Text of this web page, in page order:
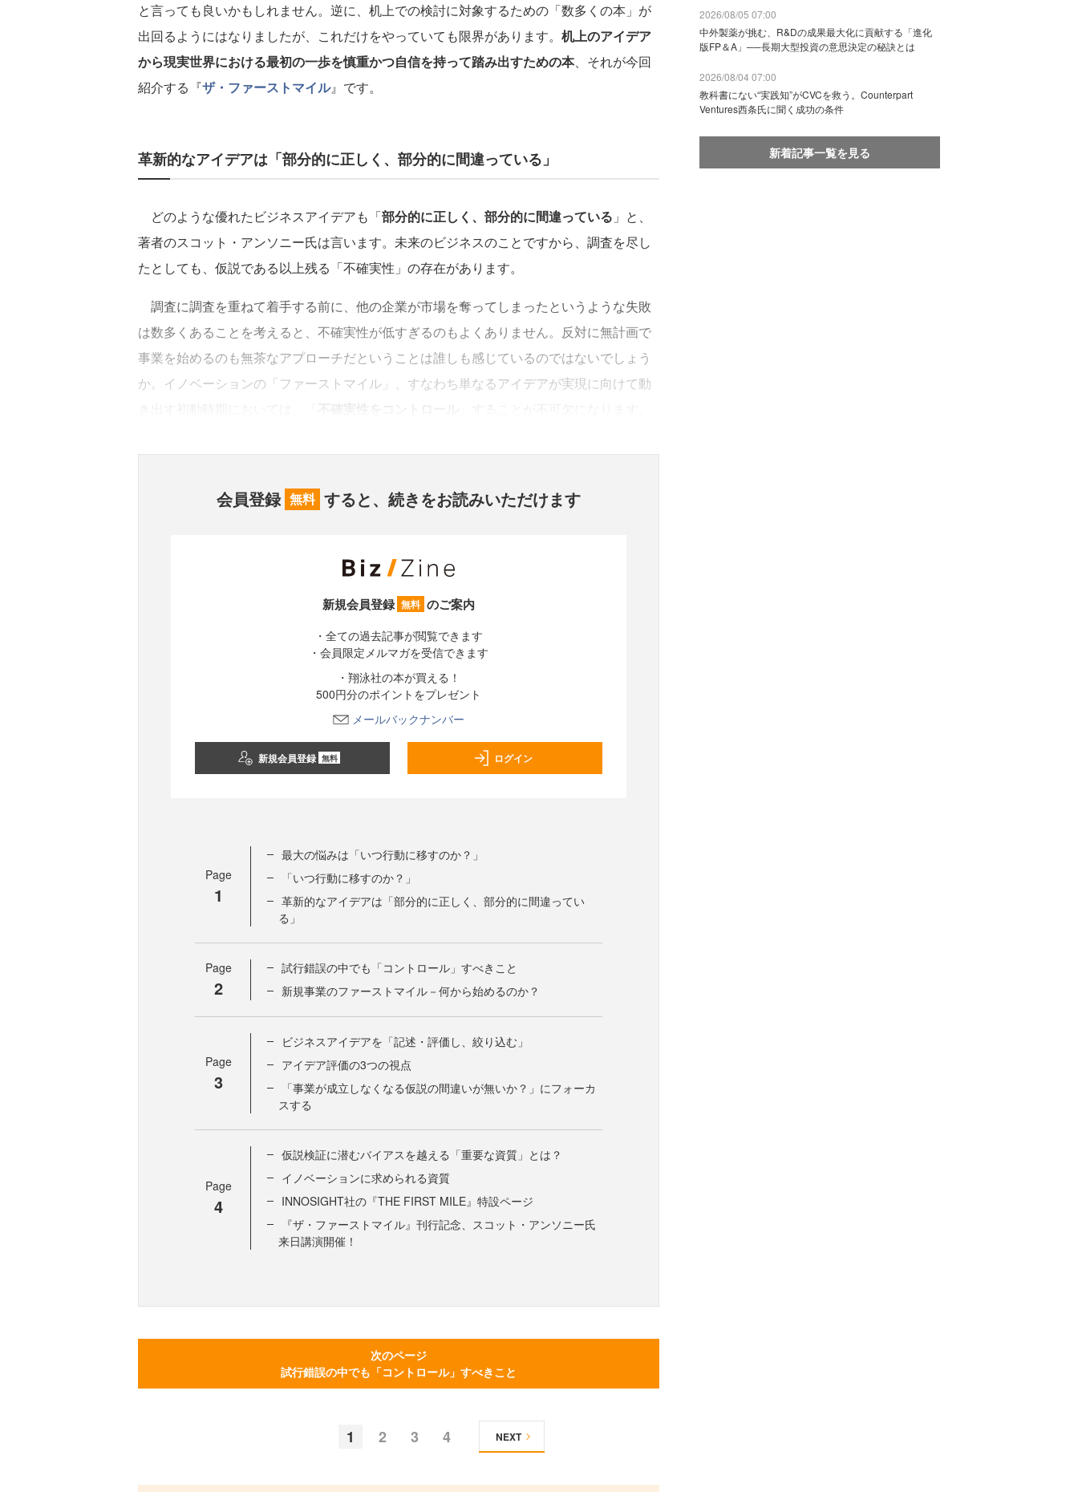
と言っても良いかもしれません。逆に、机上での検討に対象するための「数多くの本」が
出回るようにはなりましたが、これだけをやっていても限界があります。 机上のアイデア
から現実世界における最初の一歩を慎重かつ自信を持って踏み出すための本、それが今回
紹介する『ザ・ファーストマイル』です。
革新的なアイデアは「部分的に正しく、部分的に間違っている」
どのような優れたビジネスアイデアも「部分的に正しく、部分的に間違っている 」と、
著者のスコット・アンソニー氏は言います。未来のビジネスのことですから、調査を尽し
たとしても、仮説である以上残る「不確実性」の存在があります。
調査に調査を重ねて着手する前に、他の企業が市場を奪ってしまったというような失敗
は数多くあることを考えると、不確実性が低すぎるのもよくありません。反対に無計画で
事業を始めるのも無茶なアプローチだということは誰しも感じているのではないでしょう
か。イノベーションの「ファーストマイル」、すなわち単なるアイデアが実現に向けて動
会員登録 無料 すると、続きをお読みいただけます
新規会員登録 無料 のご案内
・全ての過去記事が閲覧できます
・会員限定メルマガを受信できます
・翔泳社の本が買える！
500円分のポイントをプレゼント
メールバックナンバー
新規会員登録 無料 ログイン
Page
1
最大の悩みは「いつ行動に移すのか？」
「いつ行動に移すのか？」
革新的なアイデアは「部分的に正しく、部分的に間違ってい
る」
Page
2
試行錯誤の中でも「コントロール」すべきこと
新規事業のファーストマイル－何から始めるのか？
Page
3
ビジネスアイデアを「記述・評価し、絞り込む」
アイデア評価の3つの視点
「事業が成立しなくなる仮説の間違いが無いか？」にフォーカ
スする
Page
4
仮説検証に潜むバイアスを越える「重要な資質」とは？
イノベーションに求められる資質
INNOSIGHT社の『THE FIRST MILE』特設ページ
『ザ・ファーストマイル』刊行記念、スコット・アンソニー氏
来日講演開催！
次のページ
試行錯誤の中でも「コントロール」すべきこと
1 2 3 4 NEXT
2026/08/05 07:00
中外製薬が挑む、R&Dの成果最大化に貢献する「進化
版FP＆A」──長期大型投資の意思決定の秘訣とは
2026/08/04 07:00
教科書にない“実践知”がCVCを救う。Counterpart
Ventures西条氏に聞く成功の条件
新着記事一覧を見る